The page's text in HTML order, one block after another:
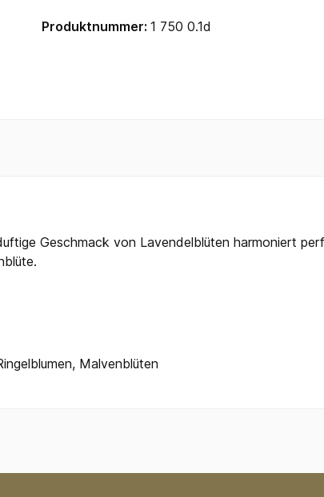
Produktnummer: 1 750 0.1d
Geschmack von Lavendelblüten harmoniert
Malvenblüten